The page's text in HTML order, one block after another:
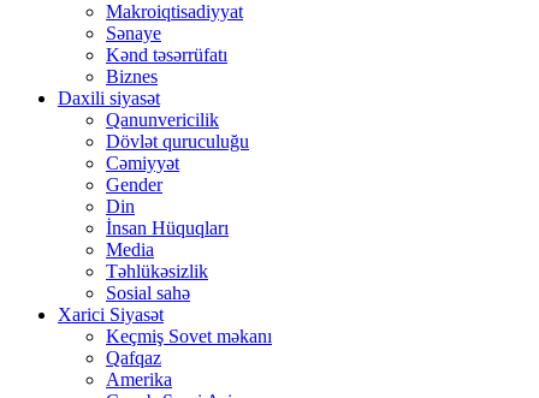
Makroiqtisadiyyat
Sənaye
Kənd təsərrüfatı
Biznes
Daxili siyasət
Qanunvericilik
Dövlət quruculuğu
Cəmiyyət
Gender
Din
İnsan Hüquqları
Media
Təhlükəsizlik
Sosial sahə
Xarici Siyasət
Keçmiş Sovet məkanı
Qafqaz
Amerika